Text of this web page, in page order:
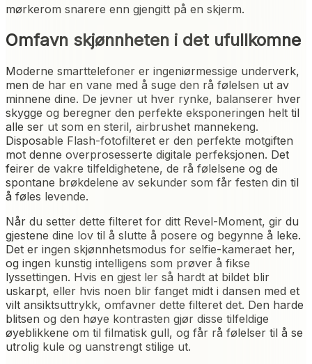
mørkerom snarere enn gjengitt på en skjerm.
Omfavn skjønnheten i det ufullkomne
Moderne smarttelefoner er ingeniørmessige underverk,
men de har en vane med å suge den rå følelsen ut av
minnene dine. De jevner ut hver rynke, balanserer hver
skygge og beregner den perfekte eksponeringen helt til
alle ser ut som en steril, airbrushet mannekeng.
Disposable Flash-fotofilteret er den perfekte motgiften
mot denne overprosesserte digitale perfeksjonen. Det
feirer de vakre tilfeldighetene, de rå følelsene og de
spontane brøkdelene av sekunder som får festen din til
å føles levende.
Når du setter dette filteret for ditt Revel-Moment, gir du
gjestene dine lov til å slutte å posere og begynne å leke.
Det er ingen skjønnhetsmodus for selfie-kameraet her,
og ingen kunstig intelligens som prøver å fikse
lyssettingen. Hvis en gjest ler så hardt at bildet blir
uskarpt, eller hvis noen blir fanget midt i dansen med et
vilt ansiktsuttrykk, omfavner dette filteret det. Den harde
blitsen og den høye kontrasten gjør disse tilfeldige
øyeblikkene om til filmatisk gull, og får rå følelser til å se
utrolig kule og uanstrengt stilige ut.